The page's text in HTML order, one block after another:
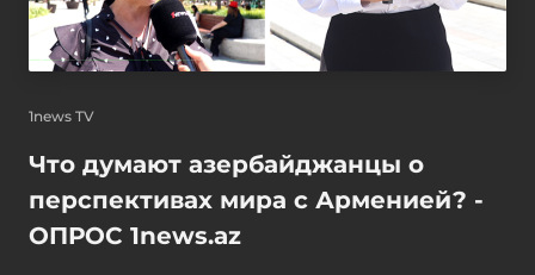
1news TV
Что думают азербайджанцы о
перспективах мира с Арменией? -
ОПРОС 1news.az